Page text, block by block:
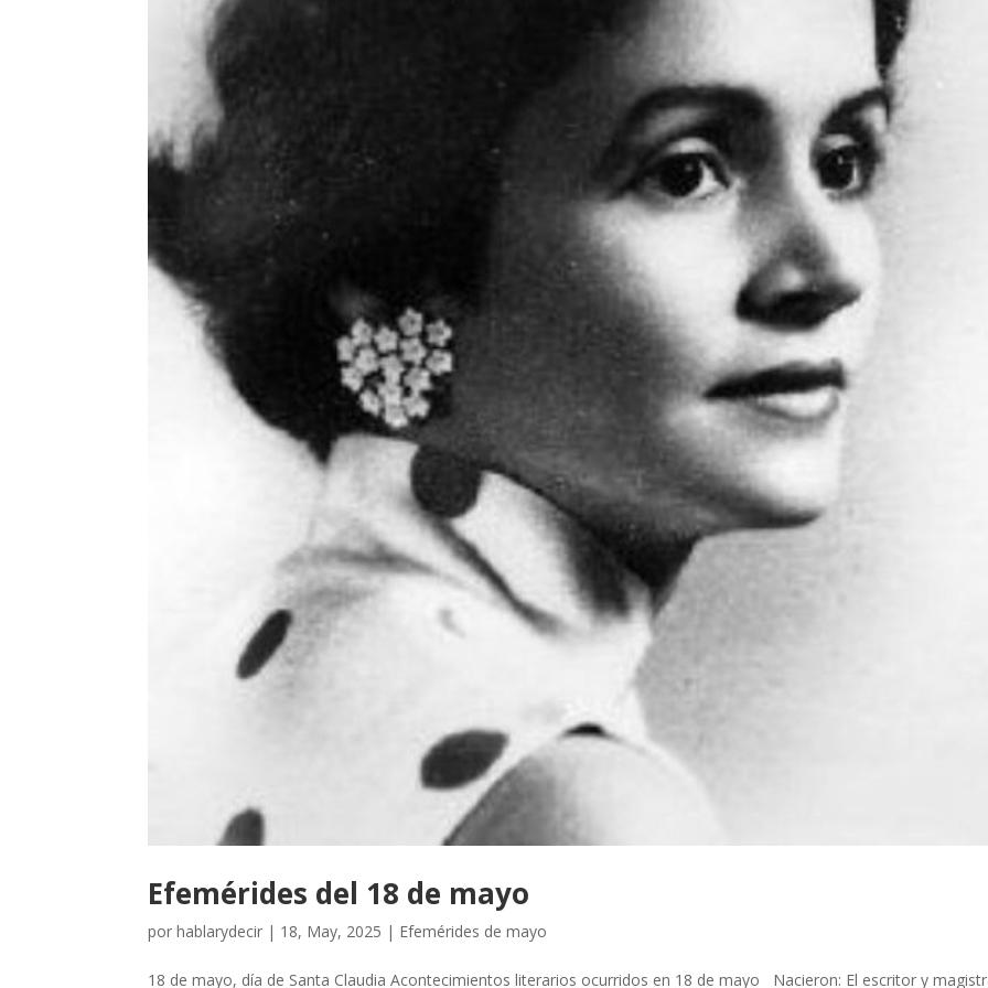
Efemérides del 18 de mayo
porhablarydecir | 18, May, 2025 | Efemérides de mayo
18 de mayo, día de Santa Claudia Acontecimientos literarios ocurridos en 18 de mayo Nacieron: El escritor y